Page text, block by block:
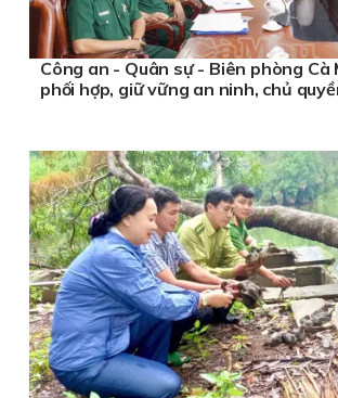
Công an - Quân sự - Biên phòng Cà
phối hợp, giữ vững an ninh, chủ